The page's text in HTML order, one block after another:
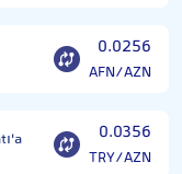
0.0256
AFN/AZN
0.0356
TRY/AZN